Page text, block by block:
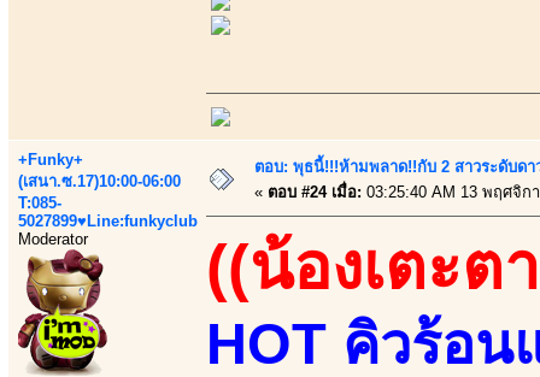
+Funky+
(เสนา.ซ.17)10:00-06:00
T:085-
5027899♥Line:funkyclub
Moderator
ตอบ: พุธนี้!!!ห้ามพลาด!!กับ 2 สาวระดับดา
« ตอบ #24 เมื่อ: 03:25:40 AM 13 พฤศจิก
((น้องเตะต
HOT คิวร้อน